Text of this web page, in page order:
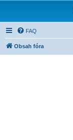
FAQ
Obsah fóra